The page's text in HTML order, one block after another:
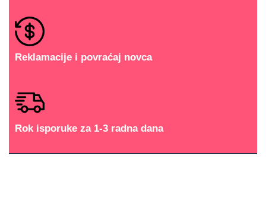
Reklamacije i povraćaj novca
Rok isporuke za 1-3 radna dana